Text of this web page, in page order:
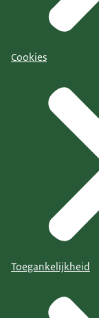
Cookies
Toegankelijkheid